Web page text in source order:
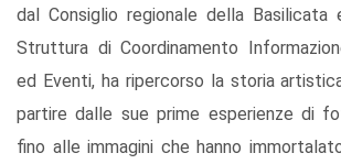
dal Consiglio regionale della Basilicata
Struttura di Coordinamento
ed Eventi, ha ripercorso la storia
partire dalle sue prime esperienze di
fino alle immagini che hanno